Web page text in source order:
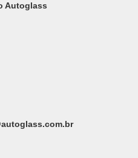
Autoglass